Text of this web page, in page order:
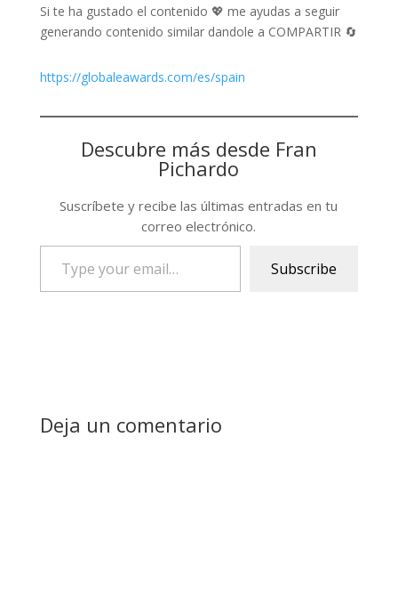
Si te ha gustado el contenido 💖 me ayudas a seguir
generando contenido similar dandole a COMPARTIR 🔄
https://globaleawards.com/es/spain
Descubre más desde Fran
Pichardo
Suscríbete y recibe las últimas entradas en tu
correo electrónico.
email…
Subscribe
Deja un comentario